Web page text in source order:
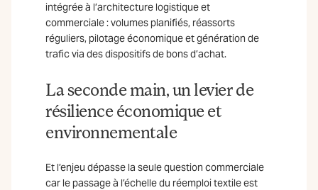
intégrée à l’architecture logistique et
commerciale : volumes planifiés, réassorts
réguliers, pilotage économique et génération de
trafic via des dispositifs de bons d’achat.
La seconde main, un levier de
résilience économique et
environnementale
Et l’enjeu dépasse la seule question commerciale
car le passage à l’échelle du réemploi textile est